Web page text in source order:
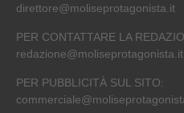
direttore@moliseprotagonista.it
PER CONTATTARE LA
redazione@moliseprotagonista.it
PER PUBBLICITÀ SUL SITO: